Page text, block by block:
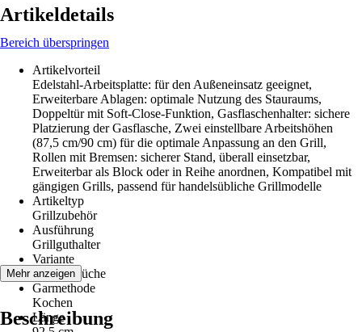
Artikeldetails
Bereich überspringen
Artikelvorteil
Edelstahl-Arbeitsplatte: für den Außeneinsatz geeignet,
Erweiterbare Ablagen: optimale Nutzung des Stauraums,
Doppeltür mit Soft-Close-Funktion, Gasflaschenhalter: sichere
Platzierung der Gasflasche, Zwei einstellbare Arbeitshöhen
(87,5 cm/90 cm) für die optimale Anpassung an den Grill,
Rollen mit Bremsen: sicherer Stand, überall einsetzbar,
Erweiterbar als Block oder in Reihe anordnen, Kompatibel mit
gängigen Grills, passend für handelsübliche Grillmodelle
Artikeltyp
Grillzubehör
Ausführung
Grillguthalter
Variante
Outdoorküche
Garmethode
Kochen
Länge
Mehr anzeigen
Beschreibung